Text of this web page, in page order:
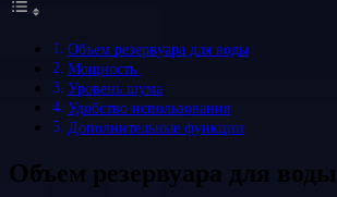
Объем резервуара для воды
Мощность
Уровень шума
Удобство использования
Дополнительные функции
Объем резервуара для воды